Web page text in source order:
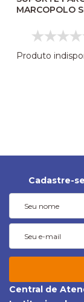
MARCOPOLO
16032345
Produto
Cadastre-
Central de